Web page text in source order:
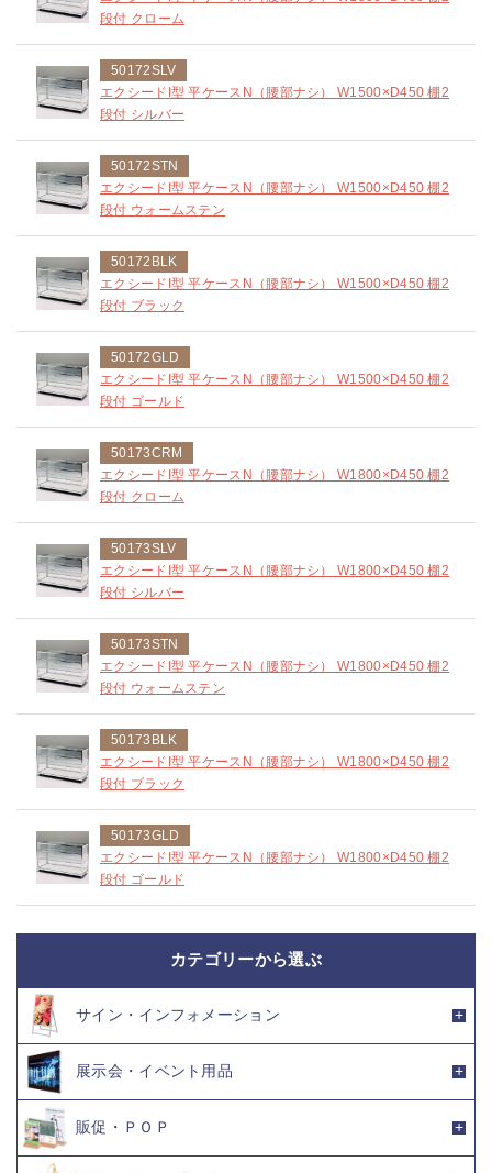
段付 クローム
50172SLV
エクシードI型 平ケースN（腰部ナシ） W1500×D450 棚2
段付 シルバー
50172STN
エクシードI型 平ケースN（腰部ナシ） W1500×D450 棚2
段付 ウォームステン
50172BLK
エクシードI型 平ケースN（腰部ナシ） W1500×D450 棚2
段付 ブラック
50172GLD
エクシードI型 平ケースN（腰部ナシ） W1500×D450 棚2
段付 ゴールド
50173CRM
エクシードI型 平ケースN（腰部ナシ） W1800×D450 棚2
段付 クローム
50173SLV
エクシードI型 平ケースN（腰部ナシ） W1800×D450 棚2
段付 シルバー
50173STN
エクシードI型 平ケースN（腰部ナシ） W1800×D450 棚2
段付 ウォームステン
50173BLK
エクシードI型 平ケースN（腰部ナシ） W1800×D450 棚2
段付 ブラック
50173GLD
エクシードI型 平ケースN（腰部ナシ） W1800×D450 棚2
段付 ゴールド
カテゴリーから選ぶ
サイン・インフォメーション
展示会・イベント用品
販促・ＰＯＰ